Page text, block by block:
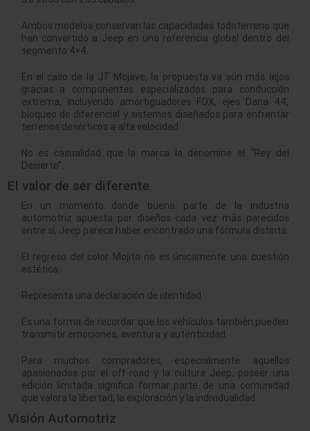
Ambos modelos conservan las capacidades todoterreno que
han convertido a Jeep en una referencia global dentro del
segmento 4×4.
En el caso de la JT Mojave, la propuesta va aún más lejos
gracias a componentes especializados para conducción
extrema, incluyendo amortiguadores FOX, ejes Dana 44,
bloqueo de diferencial y sistemas diseñados para enfrentar
terrenos desérticos a alta velocidad.
No es casualidad que la marca la denomine el “Rey del
Desierto”.
El valor de ser diferente
En un momento donde buena parte de la industria
automotriz apuesta por diseños cada vez más parecidos
entre sí, Jeep parece haber encontrado una fórmula distinta.
El regreso del color Mojito no es únicamente una cuestión
estética.
Representa una declaración de identidad.
Es una forma de recordar que los vehículos también pueden
transmitir emociones, aventura y autenticidad.
Para muchos compradores, especialmente aquellos
apasionados por el off-road y la cultura Jeep, poseer una
edición limitada significa formar parte de una comunidad
que valora la libertad, la exploración y la individualidad.
Visión Automotriz